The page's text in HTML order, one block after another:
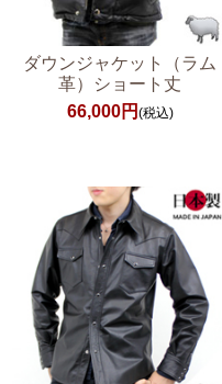
ダウンジャケット（ラム
革）ショート丈
66,000円 (税込)